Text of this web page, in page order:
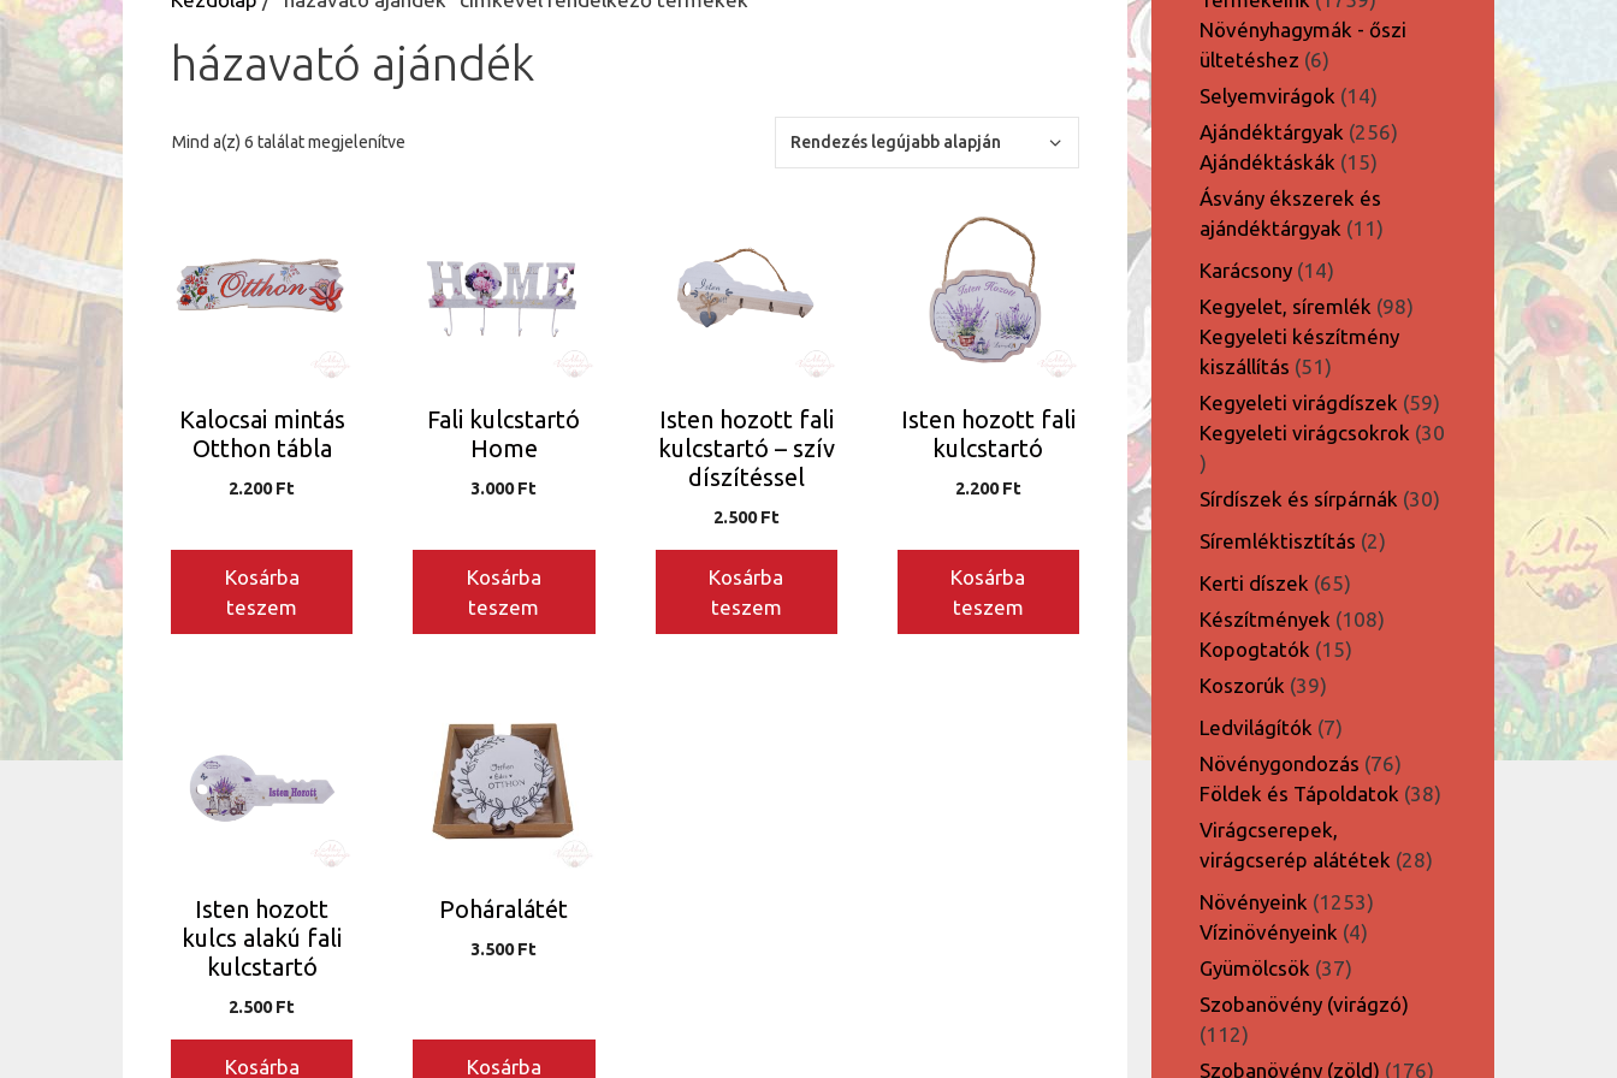
házavató ajándék
Mind a(z) 6 találat megjelenítve
Kalocsai mintás
Otthon tábla
2.200Ft
Kosárba
teszem
Fali kulcstartó
Home
3.000Ft
Kosárba
teszem
Isten hozott fali
kulcstartó – szív
díszítéssel
2.500Ft
Kosárba
teszem
Isten hozott fali
kulcstartó
2.200Ft
Kosárba
teszem
Isten hozott
kulcs alakú fali
kulcstartó
2.500Ft
Kosárba
Poháralátét
3.500Ft
Kosárba
termék
Növényhagymák - őszi
ültetéshez 66
termék
Selyemvirágok 1414
termék
Ajándéktárgyak 256256
Ajándéktáskák 1515
termék
Ásvány ékszerek és
ajándéktárgyak
1111
Karácsony 1414
termék
Kegyelet, síremlék 9898
Kegyeleti készítmény
kiszállítás 5151
termék
Kegyeleti virágdíszek 5959
termék
Kegyeleti virágcsokrok 30
30
termék
Sírdíszek és sírpárnák 3030
Síremléktisztítás 22
Kerti díszek 6565
termék
Készítmények 108108
Kopogtatók 1515
Koszorúk 3939
termék
Ledvilágítók 77
termék
Növénygondozás 7676
termék
Földek és Tápoldatok 3838
Virágcserepek,
virágcserép alátétek 2828
Növényeink 12531253
termék
Vízinövényeink 44
Gyümölcsök 3737
termék
Szobanövény (virágzó)
112112
termék
Szobanövény (zöld) 176176